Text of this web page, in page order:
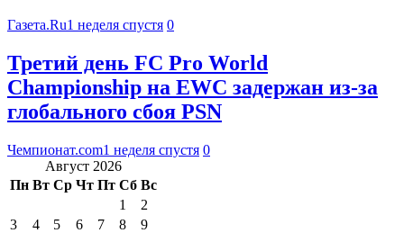
Газета.Ru1 неделя спустя 0
Третий день FC Pro World
Championship на EWC задержан из-за
глобального сбоя PSN
Чемпионат.com1 неделя спустя 0
Август 2026
Пн Вт Ср Чт Пт Сб Вс
1
2
3
4 5 6 7 8
9